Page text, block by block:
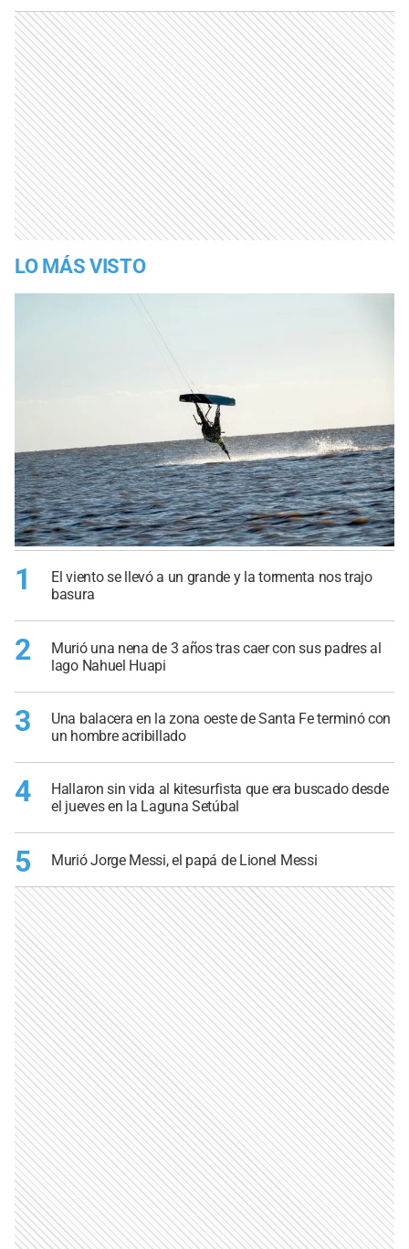
LO MÁS VISTO
1
El viento se llevó a un grande y la tormenta nos trajo
basura
2
Murió una nena de 3 años tras caer con sus padres al
lago Nahuel Huapi
3
Una balacera en la zona oeste de Santa Fe terminó con
un hombre acribillado
4
Hallaron sin vida al kitesurfista que era buscado desde
el jueves en la Laguna Setúbal
5 Murió Jorge Messi, el papá de Lionel Messi